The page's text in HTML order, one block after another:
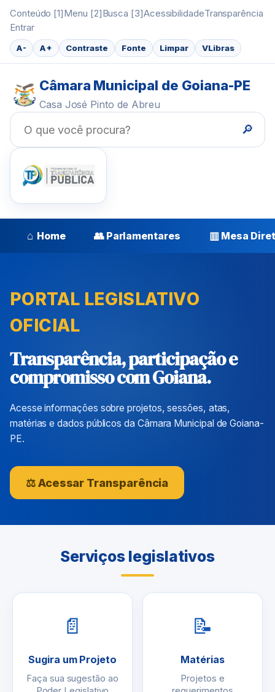
Conteúdo [1]Menu [2]Busca [3]AcessibilidadeTransparência
Entrar
A- A+ Contraste Fonte Limpar VLibras
Câmara Municipal de Goiana-PE
Casa José Pinto de Abreu
🔎
⌂ Home 👥 Parlamentares ▥ Mesa
PORTAL LEGISLATIVO
OFICIAL
Transparência, participação e
compromisso com Goiana.
Acesse informações sobre projetos, sessões, atas,
matérias e dados públicos da Câmara Municipal de Goiana-
PE.
⚖ Acessar Transparência
Serviços legislativos
📄
Sugira um Projeto
Faça sua sugestão ao
📝
Matérias
Projetos e